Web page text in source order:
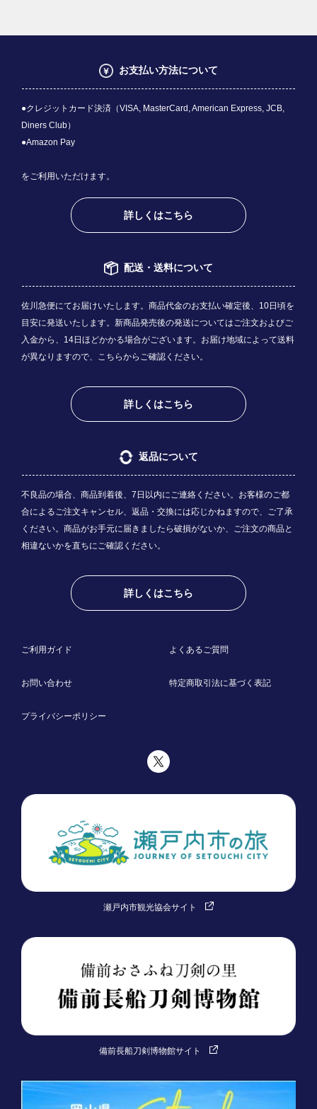
お支払い方法について
●クレジットカード決済（VISA, MasterCard, American Express, JCB,
Diners Club）
●Amazon Pay
をご利用いただけます。
詳しくはこちら
配送・送料について
佐川急便にてお届けいたします。商品代金のお支払い確定後、10日頃を
目安に発送いたします。新商品発売後の発送についてはご注文およびご
入金から、14日ほどかかる場合がございます。お届け地域によって送料
が異なりますので、 こちらからご確認ください。
詳しくはこちら
返品について
不良品の場合、商品到着後、7日以内にご連絡ください。お客様のご都
合によるご注文キャンセル、返品・交換には応じかねますので、ご了承
ください。商品がお手元に届きましたら破損がないか、ご注文の商品と
相違ないかを直ちにご確認ください。
詳しくはこちら
ご利用ガイド よくあるご質問
お問い合わせ 特定商取引法に基づく表記
プライバシーポリシー
瀬戸内市観光協会サイト
備前長船刀剣博物館サイト